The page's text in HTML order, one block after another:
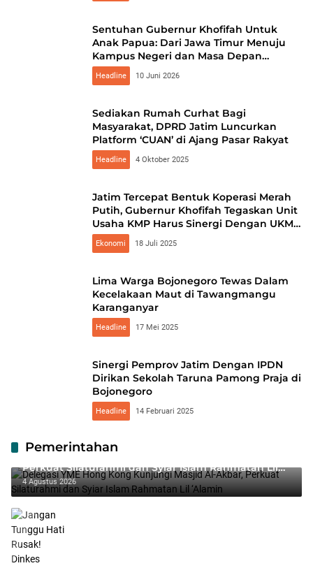
Sentuhan Gubernur Khofifah Untuk
Anak Papua: Dari Jawa Timur Menuju
Kampus Negeri dan Masa Depan
Gemilang
Headline 10 Juni 2026
Sediakan Rumah Curhat Bagi
Masyarakat, DPRD Jatim Luncurkan
Platform ‘CUAN’ di Ajang Pasar Rakyat
Headline 4 Oktober 2025
Jatim Tercepat Bentuk Koperasi Merah
Putih, Gubernur Khofifah Tegaskan Unit
Usaha KMP Harus Sinergi Dengan UKM
Setempat
Ekonomi 18 Juli 2025
Lima Warga Bojonegoro Tewas Dalam
Kecelakaan Maut di Tawangmangu
Karanganyar
Headline 17 Mei 2025
Sinergi Pemprov Jatim Dengan IPDN
Dirikan Sekolah Taruna Pamong Praja di
Bojonegoro
Headline 14 Februari 2025
Pemerintahan
Delegasi YME Hong Kong Kunjungi Masjid Al-Akbar,
Perkuat Silaturahmi dan Syiar Islam Rahmatan Lil
‘Alamin
4 Agustus 2026